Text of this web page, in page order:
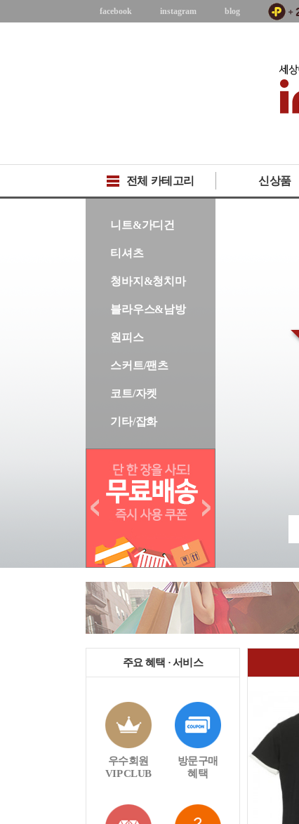
facebook instagram blog
전체 카테고리 신상품
니트&가디건
티셔츠
청바지&청치마
블라우스&남방
원피스
스커트/팬츠
코트/자켓
기타/잡화
주요 혜택 · 서비스
우수회원
VIP CLUB
방문구매
혜택